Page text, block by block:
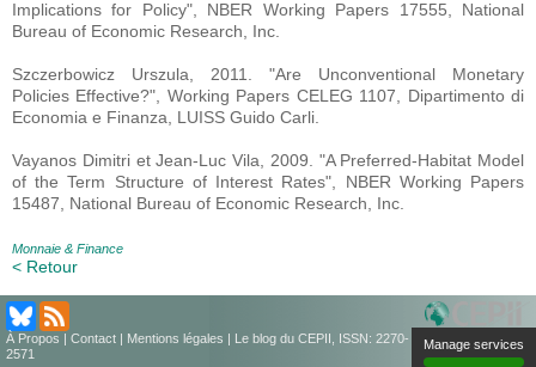
Implications for Policy", NBER Working Papers 17555, National
Bureau of Economic Research, Inc.
Szczerbowicz Urszula, 2011. "Are Unconventional Monetary
Policies Effective?", Working Papers CELEG 1107, Dipartimento di
Economia e Finanza, LUISS Guido Carli.
Vayanos Dimitri et Jean-Luc Vila, 2009. "A Preferred-Habitat Model
of the Term Structure of Interest Rates", NBER Working Papers
15487, National Bureau of Economic Research, Inc.
Monnaie & Finance
< Retour
À Propos Contact Mentions légales | Le blog du CEPII, ISSN: 2270-
2571
Manage services